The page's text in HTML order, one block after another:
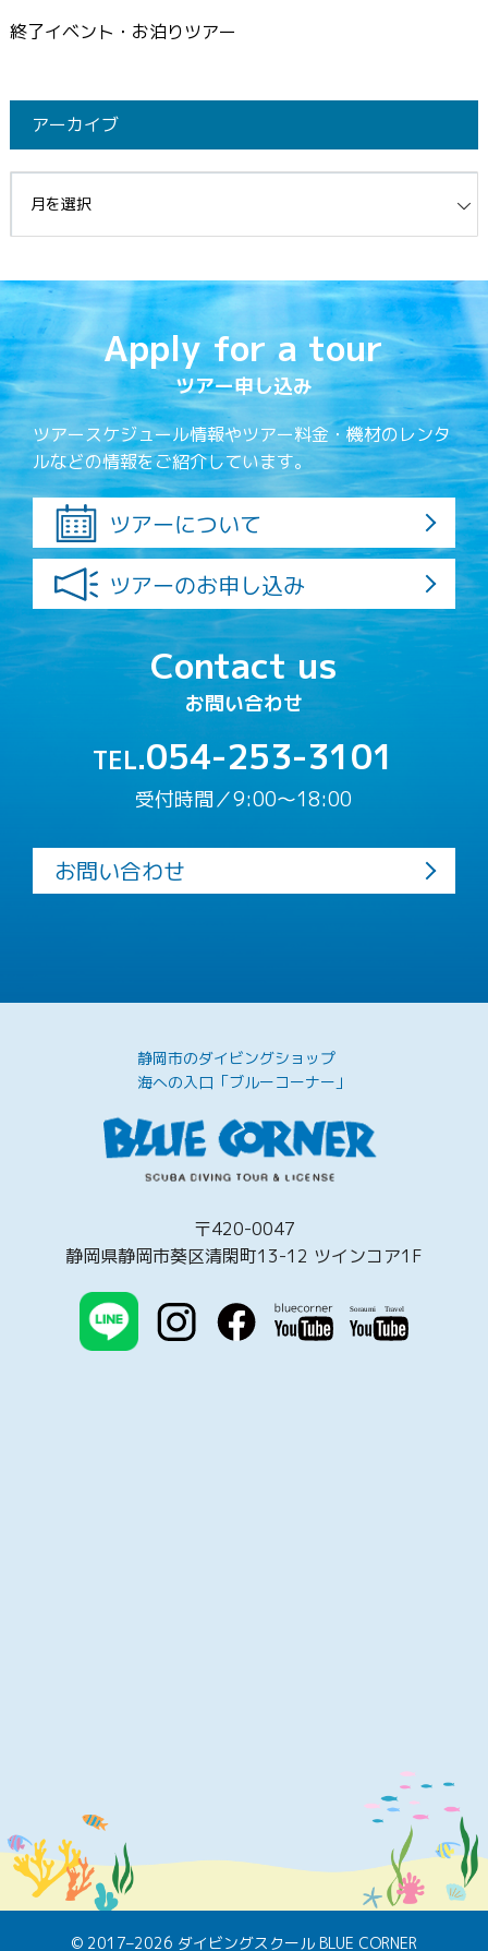
終了イベント・お泊りツアー
アーカイブ
Apply for a tour
ツアー申し込み
ツアースケジュール情報やツアー料金・機材のレンタ
ルなどの情報をご紹介しています。
ツアーについて
ツアーのお申し込み
Contact us
お問い合わせ
TEL.054-253-3101
受付時間／9:00〜18:00
お問い合わせ
静岡市のダイビングショップ
海への入口「ブルーコーナー」
〒420-0047
静岡県静岡市葵区清閑町13-12 ツインコア1F
© 2017–2026 ダイビングスクール BLUE CORNER